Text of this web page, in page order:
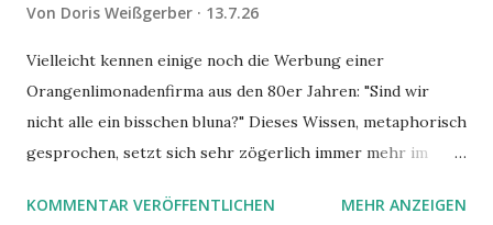
Von Doris Weißgerber 13.7.26
Vielleicht kennen einige noch die Werbung einer
Orangenlimonadenfirma aus den 80er Jahren: "Sind wir
nicht alle ein bisschen bluna?" Dieses Wissen, metaphorisch
gesprochen, setzt sich sehr zögerlich immer mehr im
gleich. Im Arbeitskontext kann es zu nicht verstandenen
KOMMENTAR VERÖFFENTLICHEN MEHR ANZEIGEN